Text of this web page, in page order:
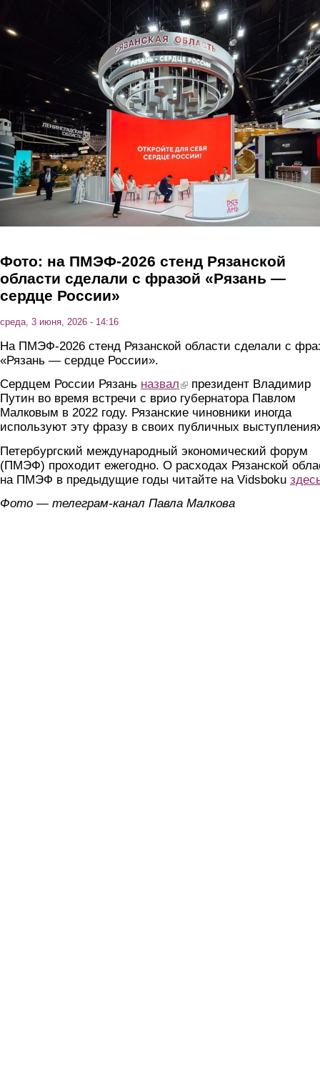
Перейти к основному содержанию
Фото: на ПМЭФ-2026 стенд Рязанской
области сделали с фразой «Рязань —
сердце России»
среда, 3 июня, 2026 - 14:16
На ПМЭФ-2026 стенд Рязанской области сделали с
«Рязань — сердце России».
Сердцем России Рязань назвал (link is external)
президент Владимир
Путин во время встречи с врио губернатора Павлом
Малковым в 2022 году. Рязанские чиновники иногда
используют эту фразу в своих публичных
Петербургский международный экономический форум
(ПМЭФ) проходит ежегодно. О расходах Рязанской
на ПМЭФ в предыдущие годы читайте на Vidsboku
Фото — телеграм-канал Павла Малкова